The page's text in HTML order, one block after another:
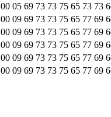
05 69 73 73 75 65 73 73
09 69 73 73 75 65 77 69
09 69 73 73 75 65 77 69
09 69 73 73 75 65 77 69
09 69 73 73 75 65 77 69
09 69 73 73 75 65 77 69